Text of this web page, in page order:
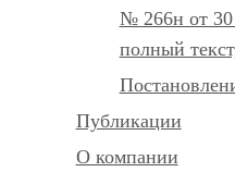
№ 266н от 30
полный
Публикации
О компании